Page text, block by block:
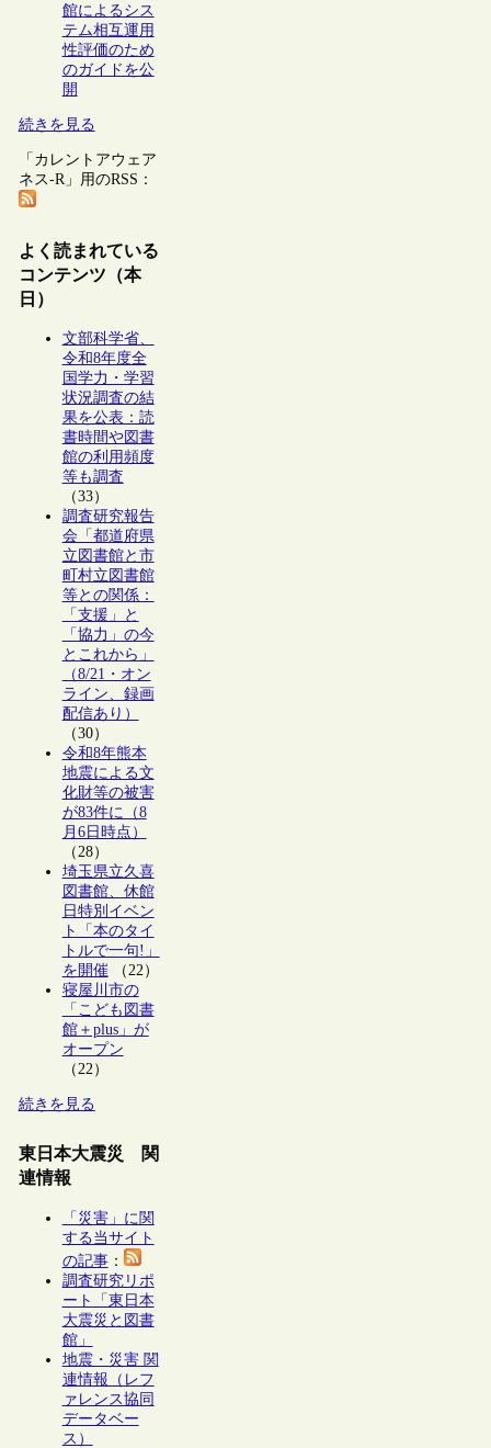
館によるシス
テム相互運用
性評価のため
のガイドを公
開
続きを見る
「カレントアウェア
ネス-R」用のRSS：
よく読まれている
コンテンツ（本
日）
文部科学省、
令和8年度全
国学力・学習
状況調査の結
果を公表：読
書時間や図書
館の利用頻度
等も調査
（33）
調査研究報告
会「都道府県
立図書館と市
町村立図書館
等との関係：
「支援」と
「協力」の今
とこれから」
（8/21・オン
ライン、録画
配信あり）
（30）
令和8年熊本
地震による文
化財等の被害
が83件に（8
月6日時点）
（28）
埼玉県立久喜
図書館、休館
日特別イベン
ト「本のタイ
トルで一句!」
を開催（22）
寝屋川市の
「こども図書
館＋plus」が
オープン
（22）
続きを見る
東日本大震災 関
連情報
「災害」に関
する当サイト
の記事：
調査研究リポ
ート「東日本
大震災と図書
館」
地震・災害 関
連情報（レフ
ァレンス協同
データベー
ス）